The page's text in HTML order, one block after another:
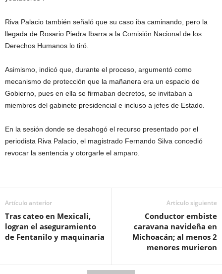
Riva Palacio también señaló que su caso iba caminando, pero la
llegada de Rosario Piedra Ibarra a la Comisión Nacional de los
Derechos Humanos lo tiró.
Asimismo, indicó que, durante el proceso, argumentó como
mecanismo de protección que la mañanera era un espacio de
Gobierno, pues en ella se firmaban decretos, se invitaban a
miembros del gabinete presidencial e incluso a jefes de Estado.
En la sesión donde se desahogó el recurso presentado por el
periodista Riva Palacio, el magistrado Fernando Silva concedió
revocar la sentencia y otorgarle el amparo.
Artículo anterior
Tras cateo en Mexicali,
logran el aseguramiento
de Fentanilo y maquinaria
Artículo siguiente
Conductor embiste
caravana navideña en
Michoacán; al menos 2
menores murieron